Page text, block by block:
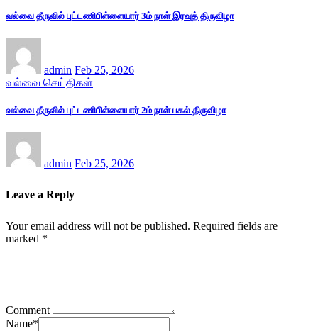
வல்வை தீருவில் புட்டணிபிள்ளையார் 3ம் நாள் இரவுத் திருவிழா
admin Feb 25, 2026
வல்வை செய்திகள்
வல்வை தீருவில் புட்டணிபிள்ளையார் 2ம் நாள் பகல் திருவிழா
admin Feb 25, 2026
Leave a Reply
Your email address will not be published. Required fields are
marked *
Comment
Name*